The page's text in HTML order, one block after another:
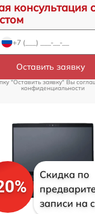
консультация
Оставить заявку
"Оставить заявку" Вы
конфиденциальности
Скидка по
записи на